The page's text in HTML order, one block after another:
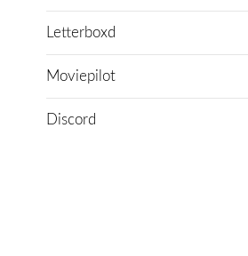
Letterboxd
Moviepilot
Discord